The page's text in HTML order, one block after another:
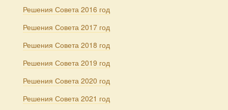
Решения Совета 2016 год
Решения Совета 2017 год
Решения Совета 2018 год
Решения Совета 2019 год
Решения Совета 2020 год
Решения Совета 2021 год